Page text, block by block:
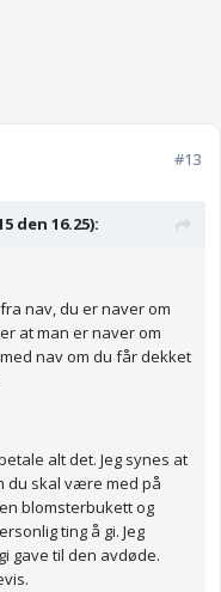
#13
den 16.25):
nav, du er naver om
at man er naver om
nav om du får dekket
alt det. Jeg synes at
du skal være med på
blomsterbukett og
ting å gi. Jeg
gave til den avdøde.